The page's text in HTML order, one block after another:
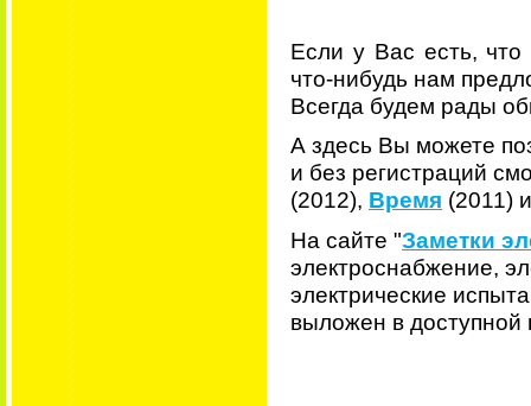
Если у Вас есть,
что-нибудь нам
Всегда будем рады
А здесь Вы можете
и без регистраций
(2012), Время (2011)
На сайте "Заметки
электроснабжение,
электрические
выложен в